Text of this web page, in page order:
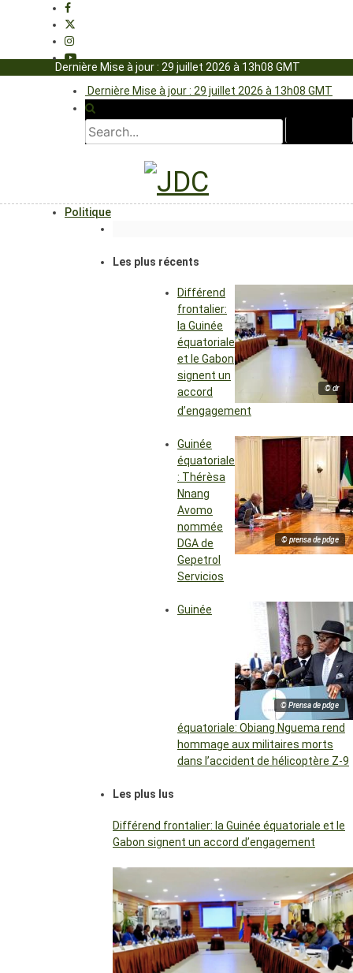
Dernière Mise à jour : 29 juillet 2026 à 13h08 GMT
Dernière Mise à jour : 29 juillet 2026 à 13h08 GMT
Politique
Les plus récents
© dr
Différend
frontalier:
la Guinée
équatoriale
et le Gabon
signent un
accord
d’engagement
© prensa de pdge
Guinée
équatoriale
: Thérèsa
Nnang
Avomo
nommée
DGA de
Gepetrol
Servicios
© Prensa de pdge
Guinée
équatoriale: Obiang Nguema rend
hommage aux militaires morts
dans l’accident de hélicoptère Z-9
Les plus lus
Différend frontalier: la Guinée équatoriale et le
Gabon signent un accord d’engagement